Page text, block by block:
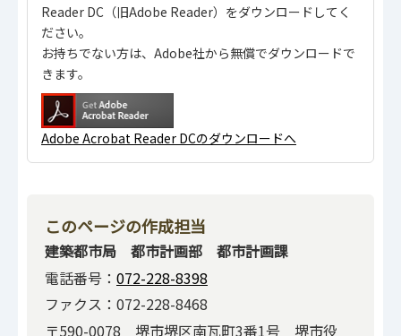
Reader DC（旧Adobe Reader）をダウンロードしてく
ださい。
お持ちでない方は、Adobe社から無償でダウンロードで
きます。
Adobe Acrobat Reader DCのダウンロードへ
このページの作成担当
建築都市局 都市計画部 都市計画課
電話番号： 072-228-8398
ファクス：072-228-8468
〒590-0078 堺市堺区南瓦町3番1号 堺市役